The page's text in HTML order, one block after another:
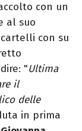
con un
al suo
con su
"Ultima
il
delle
in prima